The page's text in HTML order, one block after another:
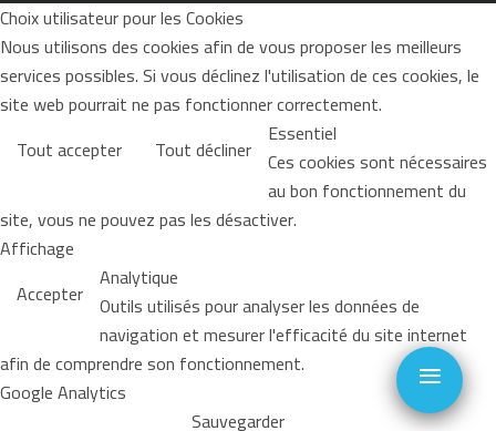
Choix utilisateur pour les Cookies
Nous utilisons des cookies afin de vous proposer les meilleurs
services possibles. Si vous déclinez l'utilisation de ces cookies, le
site web pourrait ne pas fonctionner correctement.
Tout accepter
Tout décliner Essentiel
Ces cookies sont nécessaires
au bon fonctionnement du
site, vous ne pouvez pas les désactiver.
Affichage
Accepter Analytique
Outils utilisés pour analyser les données de
navigation et mesurer l'efficacité du site internet
afin de comprendre son fonctionnement.
Google Analytics
Sauvegarder
≡